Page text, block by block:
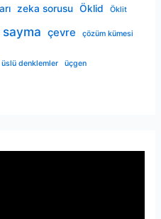
zeka sorusu Öklid Öklit
çevre çözüm kümesi
üslü denklemler üçgen